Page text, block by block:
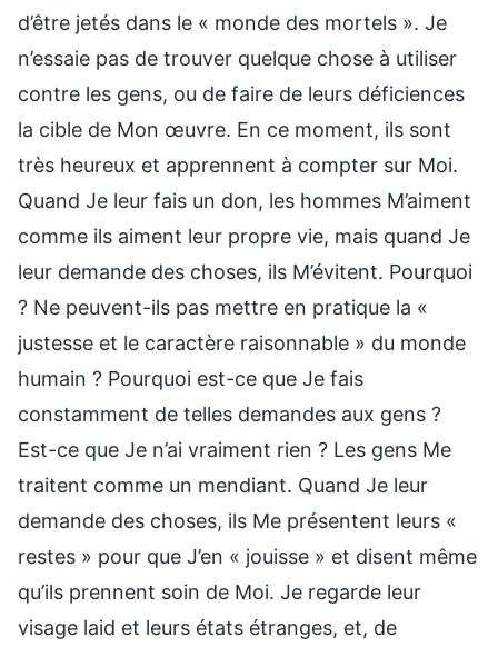
d’être jetés dans le « monde des mortels ». Je
n’essaie pas de trouver quelque chose à utiliser
contre les gens, ou de faire de leurs déficiences
la cible de Mon œuvre. En ce moment, ils sont
très heureux et apprennent à compter sur Moi.
Quand Je leur fais un don, les hommes M’aiment
comme ils aiment leur propre vie, mais quand Je
leur demande des choses, ils M’évitent. Pourquoi
? Ne peuvent-ils pas mettre en pratique la «
justesse et le caractère raisonnable » du monde
humain ? Pourquoi est-ce que Je fais
constamment de telles demandes aux gens ?
Est-ce que Je n’ai vraiment rien ? Les gens Me
traitent comme un mendiant. Quand Je leur
demande des choses, ils Me présentent leurs «
restes » pour que J’en « jouisse » et disent même
qu’ils prennent soin de Moi. Je regarde leur
visage laid et leurs états étranges, et, de